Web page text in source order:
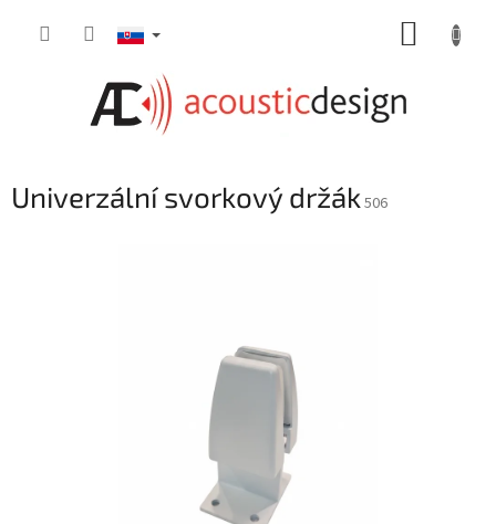
Univerzální svorkový držák 506